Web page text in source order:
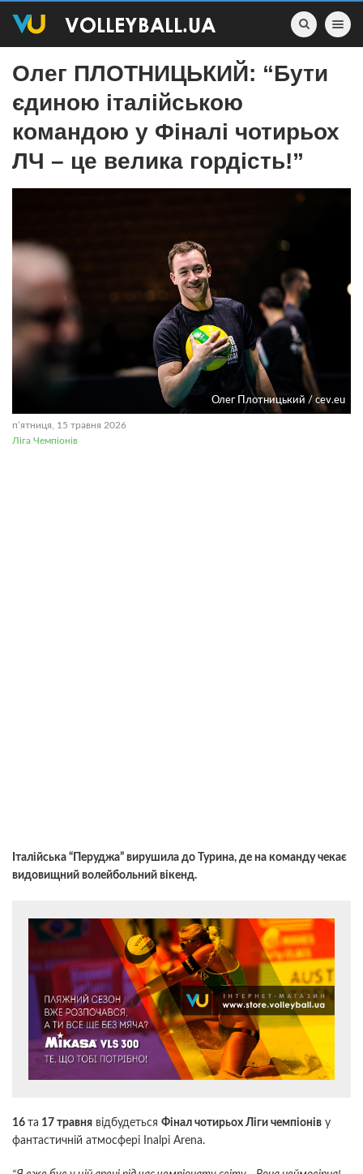
Toggle
Олег ПЛОТНИЦЬКИЙ: “Бути
єдиною італійською
командою у Фіналі чотирьох
ЛЧ – це велика гордість!”
Олег Плотницький / cev.eu
пʼятниця, 15 травня 2026
Ліга Чемпіонів
Італійська “Перуджа” вирушила до Турина, де на команду чекає
видовищний волейбольний вікенд.
16 та 17 травня відбудеться Фінал чотирьох Ліги чемпіонів у
фантастичній атмосфері Inalpi Arena.